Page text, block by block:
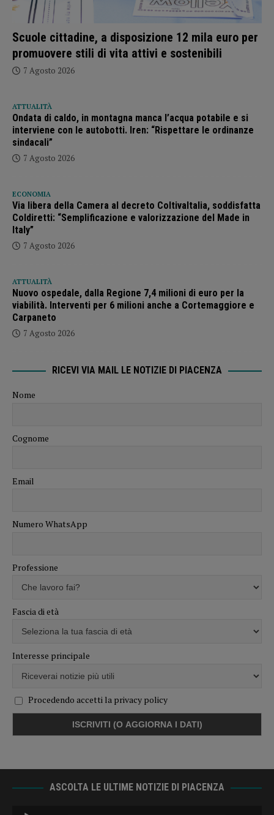
Scuole cittadine, a disposizione 12 mila euro per
promuovere stili di vita attivi e sostenibili
7 Agosto 2026
ATTUALITÀ
Ondata di caldo, in montagna manca l’acqua potabile e si
interviene con le autobotti. Iren: “Rispettare le ordinanze
sindacali”
7 Agosto 2026
ECONOMIA
Via libera della Camera al decreto ColtivaItalia, soddisfatta
Coldiretti: “Semplificazione e valorizzazione del Made in
Italy”
7 Agosto 2026
ATTUALITÀ
Nuovo ospedale, dalla Regione 7,4 milioni di euro per la
viabilità. Interventi per 6 milioni anche a Cortemaggiore e
Carpaneto
7 Agosto 2026
RICEVI VIA MAIL LE NOTIZIE DI PIACENZA
Nome
Cognome
Email
Numero WhatsApp
Professione
Fascia di età
Interesse principale
Procedendo accetti la privacy policy
ASCOLTA LE ULTIME NOTIZIE DI PIACENZA
Audio